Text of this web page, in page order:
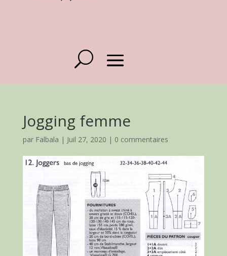
Jogging femme
par Falbala | Juil 27, 2020 | 0 commentaires